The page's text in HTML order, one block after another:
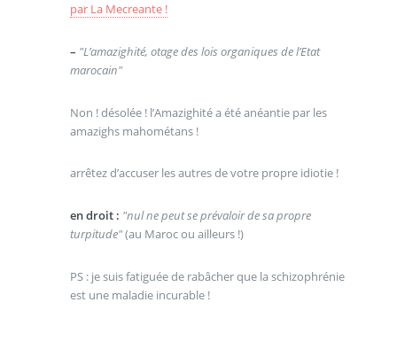
par La Mecreante !
– "L’amazighité, otage des lois organiques de l’Etat
marocain"
Non ! désolée ! l’Amazighité a été anéantie par les
amazighs mahométans !
arrêtez d’accuser les autres de votre propre idiotie !
en droit : "nul ne peut se prévaloir de sa propre
turpitude"(au Maroc ou ailleurs !)
PS : je suis fatiguée de rabâcher que la schizophrénie
est une maladie incurable !